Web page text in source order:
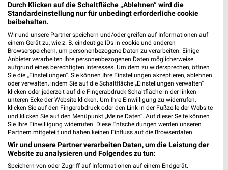
52349 Düren
513,91 km
Reformhaus Heift Düren
Oberstr. 15
52349 Düren
513,91 km • Angebote: 1 Prospekt
Denns BioMarkt Düren
Neumühle 1
52349 Düren
Durch Klicken auf die Schaltfläche „Ablehnen“ wird die
Standardeinstellung nur für unbedingt erforderliche cookie
beibehalten.
Wir und unsere Partner speichern und/oder greifen auf Informationen auf
einem Gerät zu, wie z. B. eindeutige IDs in cookie und anderen
Browserspeichern, um personenbezogene Daten zu verarbeiten. Einige
Anbieter verarbeiten Ihre personenbezogenen Daten möglicherweise
aufgrund eines berechtigten Interesses. Um dem zu widersprechen, öffnen
Sie die „Einstellungen“. Sie können Ihre Einstellungen akzeptieren, ablehnen
oder verwalten, indem Sie auf die Schaltfläche „Einstellungen verwalten“
klicken oder jederzeit auf die Fingerabdruck-Schaltfläche in der linken
unteren Ecke der Website klicken. Um Ihre Einwilligung zu widerrufen,
klicken Sie auf den Fingerabdruck oder den Link in der Fußzeile der Website
und klicken Sie auf den Menüpunkt „Meine Daten“. Auf dieser Seite können
Sie Ihre Einwilligung widerrufen. Diese Entscheidungen werden unseren
Partnern mitgeteilt und haben keinen Einfluss auf die Browserdaten.
Wir und unsere Partner verarbeiten Daten, um die Leistung der
Website zu analysieren und Folgendes zu tun:
Speichern von oder Zugriff auf Informationen auf einem Endgerät.